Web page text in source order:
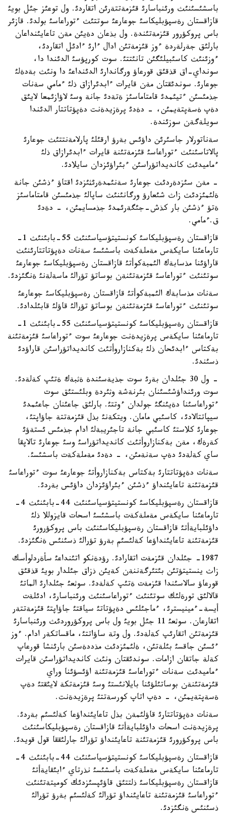
باسشئسئنئث ورئنباسارئ قئزمةتتةرئن اتقاردئ. ول توعئز جئل بويئ
قازاقستان رةسپؤبليكاسئ جوعارعئ سوتتئث ءتوراعاسئ بولدئ. قازئر
باس پروكؤرور قئزمةتئندة. ول بذعان دةيئن مةن تاعايئنداعان
بارلئق جةرلةردة ءوز قئزمةتئن ادال ءارئ ءادئل اتقاردئ،
ءوزئنئث كاسئبيلئگئن تانئتتئ. سوت كورپؤسئ الدئندا دا،
سونداي-اق قذقئق قورعاؤ ورگاندارئ الدئنداعئ دا ونئث بةدةلئ
جوعارئ. سوندئقتان مةن قايرات ءابدئرازاق ذلئ ءمامي سةنات
جذمئسئن ءتيئمدئ قامتاماسئز ةتةدئ جانة وسئ لاؤازئمعا لايئق
دةپ ةسةپتةيمئن، - دةدئ پرةزيدةنت دةپؤتاتتار الدئندا
سويلةگةن سوزئندة.
سةناتورلار جاسئرئن داؤئس بةرؤ ارقئلئ پارلامةنتتئث جوعارئ
پالاتاسئنئث ءتوراعاسئ قئزمةتئنة قايرات ءابدئرازاق ذلئ
ءماميدئث كانديداتؤراسئن ءبئراؤئزدان سايلادئ.
- مةن سئزدةردئث جوعارئ سةنئمدةرئثئزدئ اقتاؤ ءذشئن جانة
ةلئمئزدئث زاث شئعارؤ ورگانئنئث ساپالئ جذمئسئن قامتاماسئز
ةتؤ ءذشئن بار كذش-جئگةرئمدئ جذمسايمئن، - دةدئ
ق.ءمامي.
قازاقستان رةسپؤبليكاسئ كونستيتؤسياسئنئث 55-بابئنئث 1-
تارماعئنا سايكةس مةملةكةت باسشئسئ سةنات دةپؤتاتتارئنئث
قاراؤئنا مذسابةك الئمبةكوأتئ قازاقستان رةسپؤبليكاسئ جوعارعئ
سوتئنئث ءتوراعاسئ قئزمةتئنةن بوساتؤ تؤرالئ ماسةلةنئ ةنگئزدئ.
سةنات مذسابةك الئمبةكوأتئ قازاقستان رةسپؤبليكاسئ جوعارعئ
سوتئنئث ءتوراعاسئ قئزمةتئنةن بوساتؤ تؤرالئ قاؤلئ قابئلدادئ.
قازاقستان رةسپؤبليكاسئ كونستيتؤسياسئنئث 55-بابئنئث 1-
تارماعئنا سايكةس پرةزيدةنت جوعارعئ سوت ءتوراعاسئ قئزمةتئنة
بةكتاس ءابدئحان ذلئ بةكنازاروأتئث كانديداتؤراسئن قاراؤدئ
ذسئندئ.
- ول 30 جئلدان بةرئ سوت جذيةسئندة ةثبةك ةتئپ كةلةدئ.
سوت ورئنداؤشئسئنان بئرنةشة وثئردة وبلئستئق سوت
ءتوراعاسئنا دةيئنگئ جولدان ءوتتئ. بارلئق جاعئنان جاعئمدئ
سيپاتتالادئ، كاسئبي مامان. ويتكةنئ بذل قئزمةتتة جاؤاپتئ،
جوعارئ كلاستئ كاسئبي جانة تاجئريبةلئ ادام جذمئس ئستةؤئ
كةرةك، مةن بةكنازاروأتئث كانديداتؤراسئ وسئ جوعارئ تالاپقا
ساي كةلةدئ دةپ سةنةمئن، - دةدئ مةملةكةت باسشئسئ.
سةنات دةپؤتاتتارئ بةكتاس بةكنازاروأتئ جوعارعئ سوت ءتوراعاسئ
قئزمةتئنة تاعايئنداؤ ءذشئن ءبئراؤئزدان داؤئس بةردئ.
قازاقستان رةسپؤبليكاسئ كونستيتؤسياسئنئث 44-بابئنئث 4-
تارماعئنا سايكةس مةملةكةت باسشئسئ اسحات قايزوللا ذلئ
داؤئلبايةأتئ قازاقستان رةسپؤبليكاسئنئث باس پروكؤرورئ
قئزمةتئنة تاعايئنداؤعا كةلئسئم بةرؤ تؤرالئ ذسئنئس ةنگئزدئ.
1987- جئلدان قئزمةت اتقارادئ. رؤدةنكو اتئنداعئ سأةردلوأسك
زاث ينستيتؤتئن بئتئرگةننةن كةيئن ذزاق جئلدار بويئ قذقئق
قورعاؤ سالاسئندا قئزمةت ةتئپ كةلةدئ. سوثعئ جئلدارئ الماتئ
قالالئق تورةلئك سوتئنئث ءتوراعاسئنئث ورئنباسارئ، ادئلةت
أيسة-ءمينيسترئ، ءماجئلئس دةپؤتاتئ سياقتئ جاؤاپتئ قئزمةتتةر
اتقارعان. سوثعئ 11 جئل بويئ ول باس پروكؤروردئث ورئنباسارئ
قئزمةتئن اتقارئپ كةلةدئ. ول وتة ساؤاتتئ، ماقساتكةر ادام. ءوز
ءئسئن جاقسئ بئلةتئن، ةلئمئزدئث مذددةسئن بارئنشا قورعاپ
كةلة جاتقان ازامات. سوندئقتان ونئث كانديداتؤراسئن قايرات
ءماميدئث سةنات ءتوراعاسئ قئزمةتئنة اؤئسؤئنا وراي
قئزمةتئنةن بوساتئلؤئنا بايلانئستئ وسئ قئزمةتكة لايئقتئ دةپ
ةسةپتةيمئن، - دةپ اتاپ كورسةتتئ پرةزيدةنت.
سةنات دةپؤتاتتارئ قاؤلئمةن بذل تاعايئنداؤعا كةلئسئم بةردئ.
پرةزيدةنت اسحات داؤئلبايةأتئ قازاقستان رةسپؤبليكاسئنئث
باس پروكؤرورئ قئزمةتئنة تاعايئنداؤ تؤرالئ جارلئققا قول قويدئ.
قازاقستان رةسپؤبليكاسئ كونستيتؤسياسئنئث 44-بابئنئث 4-
تارماعئنا سايكةس مةملةكةت باسشئسئ نذرتاي ءابئقايةأتئ
قازاقستان رةسپؤبليكاسئ ذلتتئق قاؤئپسئزدئك كوميتةتئنئث
ءتوراعاسئ قئزمةتئنة تاعايئنداؤ تؤرالئ كةلئسئم بةرؤ تؤرالئ
ذسئنئس ةنگئزدئ.